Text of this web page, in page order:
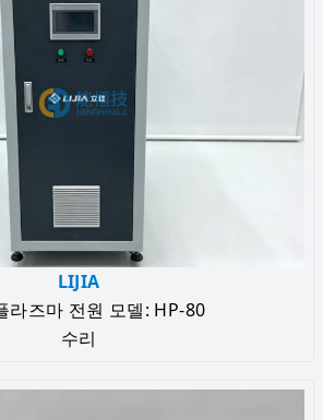
LIJIA
라즈마 전원 모델: HP-80
수리